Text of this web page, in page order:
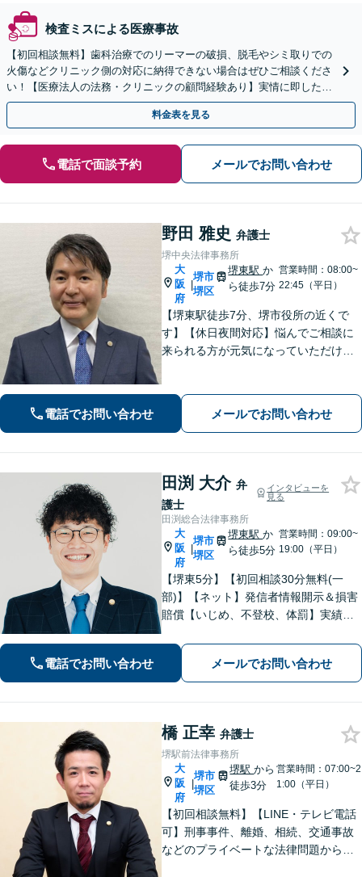
検査ミスによる医療事故
【初回相談無料】歯科治療でのリーマーの破損、脱毛やシミ取りでの
火傷などクリニック側の対応に納得できない場合はぜひご相談くださ
い！【医療法人の法務・クリニックの顧問経験あり】実情に即したア
ドバイスで、納得のできるトラブルの解決を目指します。
料金表を見る
電話で面談予約 メールでお問い合わせ
野田 雅史 弁護士
堺中央法律事務所
大
阪
府
|
堺市
堺区
堺東駅か
ら徒歩7分
営業時間：08:00~
22:45（平日）
【堺東駅徒歩7分、堺市役所の近くで
す】【休日夜間対応】悩んでご相談に
来られる方が元気になっていただける
ください。分野によっては、初回30分
間の無料相談を実施しております。
電話でお問い合わせ メールでお問い合わせ
田渕 大介 弁
護士
インタビューを
見る
田渕総合法律事務所
大
阪
府
|
堺市
堺区
堺東駅か
ら徒歩5分
営業時間：09:00~
19:00（平日）
【堺東5分】【初回相談30分無料(一
部)】【ネット】発信者情報開示＆損害
賠償【いじめ、不登校、体罰】実績豊
利な条件での慰謝料・離婚【労働問
題】ハラスメント事案の実績／裁判を
見据えて加害者・会社と交渉【土日祝
対応】
電話でお問い合わせ メールでお問い合わせ
橋 正幸 弁護士
堺駅前法律事務所
大
阪
府
|
堺市
堺区
堺駅から
徒歩3分
営業時間：07:00~2
1:00（平日）
【初回相談無料】【LINE・テレビ電話
可】刑事事件、離婚、相続、交通事故
などのプライベートな法律問題から、